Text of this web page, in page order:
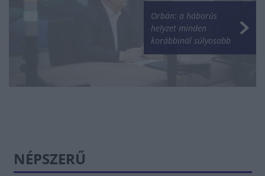
Orbán: a háborús
helyzet minden
korábbinál súlyosabb
NÉPSZERŰ